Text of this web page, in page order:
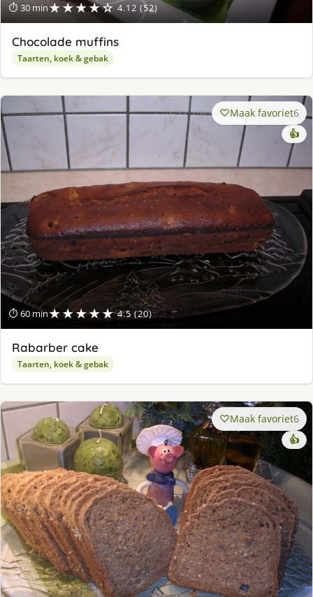
⏱ 30 min★★★★☆ 4.12 (52)
Chocolade muffins
Taarten, koek & gebak
⏱ 60 min★★★★★ 4.5 (20)
Maak favoriet6
👍
Rabarber cake
Taarten, koek & gebak
Maak favoriet6
👍